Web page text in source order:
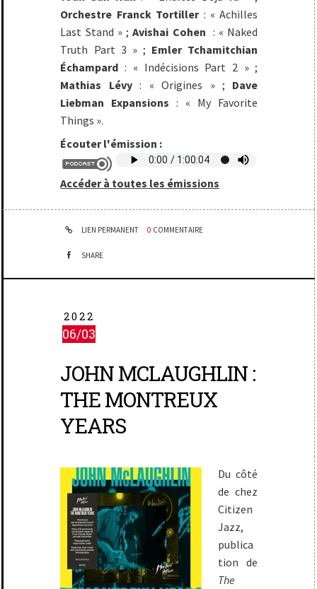
Orchestre Franck Tortiller: « Achilles
Last Stand » ;Avishai Cohen : « Naked
Truth Part 3 » ; Emler Tchamitchian
Échampard : « Indécisions Part 2 » ;
Mathias Lévy: « Origines » ; Dave
Liebman Expansions : « My Favorite
Things ».
Écouter l'émission :
Accéder à toutes les émissions
LIEN PERMANENT 0 COMMENTAIRE
SHARE
2022
06/03
JOHN MCLAUGHLIN :
THE MONTREUX
YEARS
Du côté
de chez
Citizen
Jazz,
publica
tion de
The